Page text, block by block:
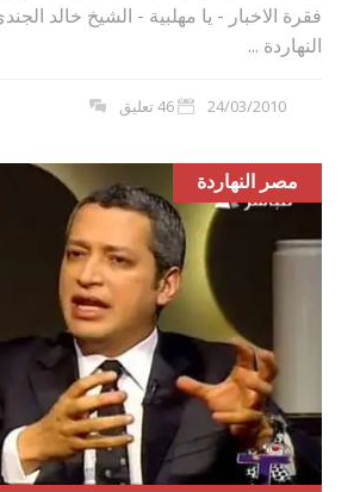
فقرة الاخبار - يا مهلبية - الشيخ خالد
النهاردة ...
24/03/2010 46 تعليق
مصر النهاردة